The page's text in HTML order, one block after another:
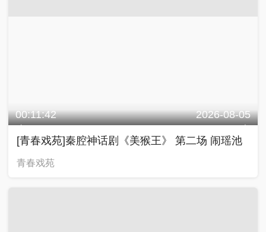
00:11:42 2026-08-05
[青春戏苑]秦腔神话剧《美猴王》 第二场 闹瑶池
青春戏苑